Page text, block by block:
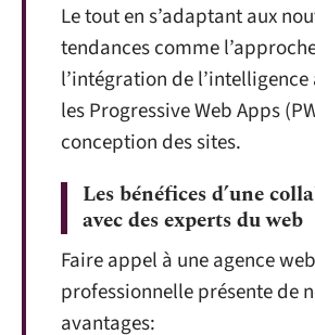
Le tout en s’adaptant aux
tendances comme
l’intégration de
les Progressive Web Apps
conception des sites.
Les bénéfices d’une
avec des experts du web
Faire appel à une agence web
professionnelle présente de
avantages: